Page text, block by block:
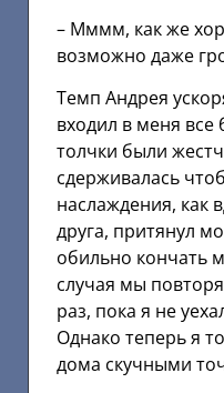
– Мммм, как же
возможно даже
Темп Андрея
входил в меня все
толчки были
сдерживалась
наслаждения, как
друга, притянул
обильно кончать
случая мы
раз, пока я не
Однако теперь я
дома скучными